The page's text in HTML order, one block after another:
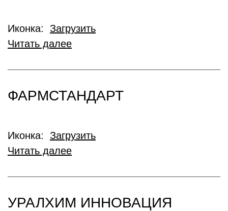
Иконка: Загрузить
Читать далее
ФАРМСТАНДАРТ
Иконка: Загрузить
Читать далее
УРАЛХИМ ИННОВАЦИЯ